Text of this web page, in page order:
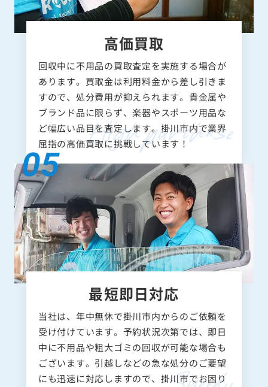
高価買取
回収中に不用品の買取査定を実施する場合が
あります。買取金は利用料金から差し引きま
すので、処分費用が抑えられます。貴金属や
ブランド品に限らず、楽器やスポーツ用品な
ど幅広い品目を査定します。掛川市内で業界
屈指の高価買取に挑戦しています！
最短即日対応
当社は、年中無休で掛川市内からのご依頼を
受け付けています。予約状況次第では、即日
中に不用品や粗大ゴミの回収が可能な場合も
ございます。引越しなどの急な処分のご要望
にも迅速に対応しますので、掛川市でお困り